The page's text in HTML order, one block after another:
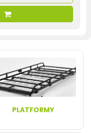
PLATFORMY